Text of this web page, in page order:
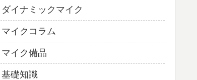
ダイナミックマイク
マイクコラム
マイク備品
基礎知識